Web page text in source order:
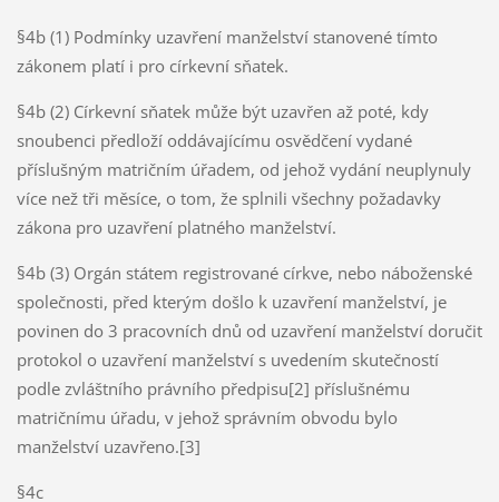
§4b (1) Podmínky uzavření manželství stanovené tímto
zákonem platí i pro církevní sňatek.
§4b (2) Církevní sňatek může být uzavřen až poté, kdy
snoubenci předloží oddávajícímu osvědčení vydané
příslušným matričním úřadem, od jehož vydání neuplynuly
více než tři měsíce, o tom, že splnili všechny požadavky
zákona pro uzavření platného manželství.
§4b (3) Orgán státem registrované církve, nebo náboženské
společnosti, před kterým došlo k uzavření manželství, je
povinen do 3 pracovních dnů od uzavření manželství doručit
protokol o uzavření manželství s uvedením skutečností
podle zvláštního právního předpisu[2] příslušnému
matričnímu úřadu, v jehož správním obvodu bylo
manželství uzavřeno.[3]
§4c